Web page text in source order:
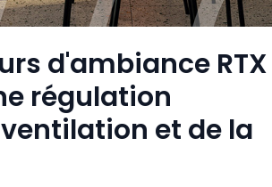
d'ambiance RTX
régulation
et de la